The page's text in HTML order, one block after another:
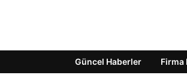
Güncel Haberler Firma